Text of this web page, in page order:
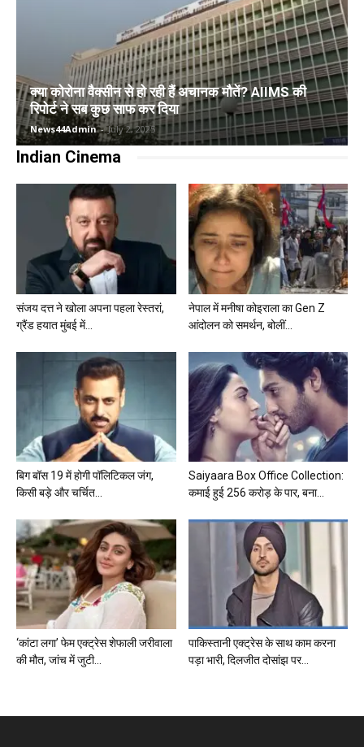
क्या कोरोना वैक्सीन से हो रही हैं अचानक मौतें? AIIMS की
रिपोर्ट ने सब कुछ साफ कर दिया
News44Admin - July 2, 2025
Indian Cinema
संजय दत्त ने खोला अपना पहला रेस्तरां,
ग्रैंड हयात मुंबई में...
नेपाल में मनीषा कोइराला का Gen Z
आंदोलन को समर्थन, बोलीं...
बिग बॉस 19 में होगी पॉलिटिकल जंग,
किसी बड़े और चर्चित...
Saiyaara Box Office Collection:
कमाई हुई 256 करोड़ के पार, बना...
‘कांटा लगा’ फेम एक्ट्रेस शेफाली जरीवाला
की मौत, जांच में जुटी...
पाकिस्तानी एक्ट्रेस के साथ काम करना
पड़ा भारी, दिलजीत दोसांझ पर...